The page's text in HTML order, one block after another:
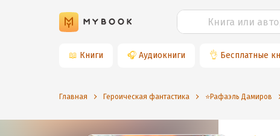
📖 Книги 🎧 Аудиокниги 👌 Бесплатные
Главная Героическая фантастика ⭐️Рафаэль Дамиров